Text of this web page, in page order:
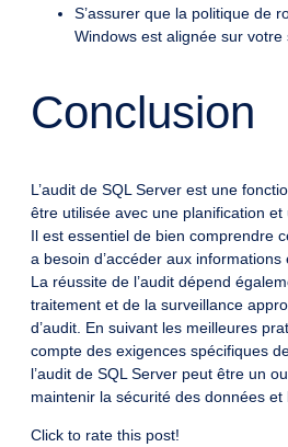
S’assurer que la politique de
Windows est alignée sur votre
Conclusion
L’audit de SQL Server est une
être utilisée avec une planification
Il est essentiel de bien comprendre
a besoin d’accéder aux
La réussite de l’audit dépend
traitement et de la surveillance
d’audit. En suivant les meilleures
compte des exigences spécifiques
l’audit de SQL Server peut être un
maintenir la sécurité des données et
Click to rate this post!